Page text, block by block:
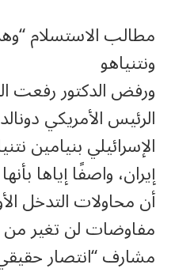
مطالب الاستسلام
ونتنياهو
ورفض الدكتور رفعت
الرئيس الأمريكي
الإسرائيلي بنيامين
إيران، واصفًا إياها
أن محاولات التدخل
مفاوضات لن تغير من
مشارف “انتصار